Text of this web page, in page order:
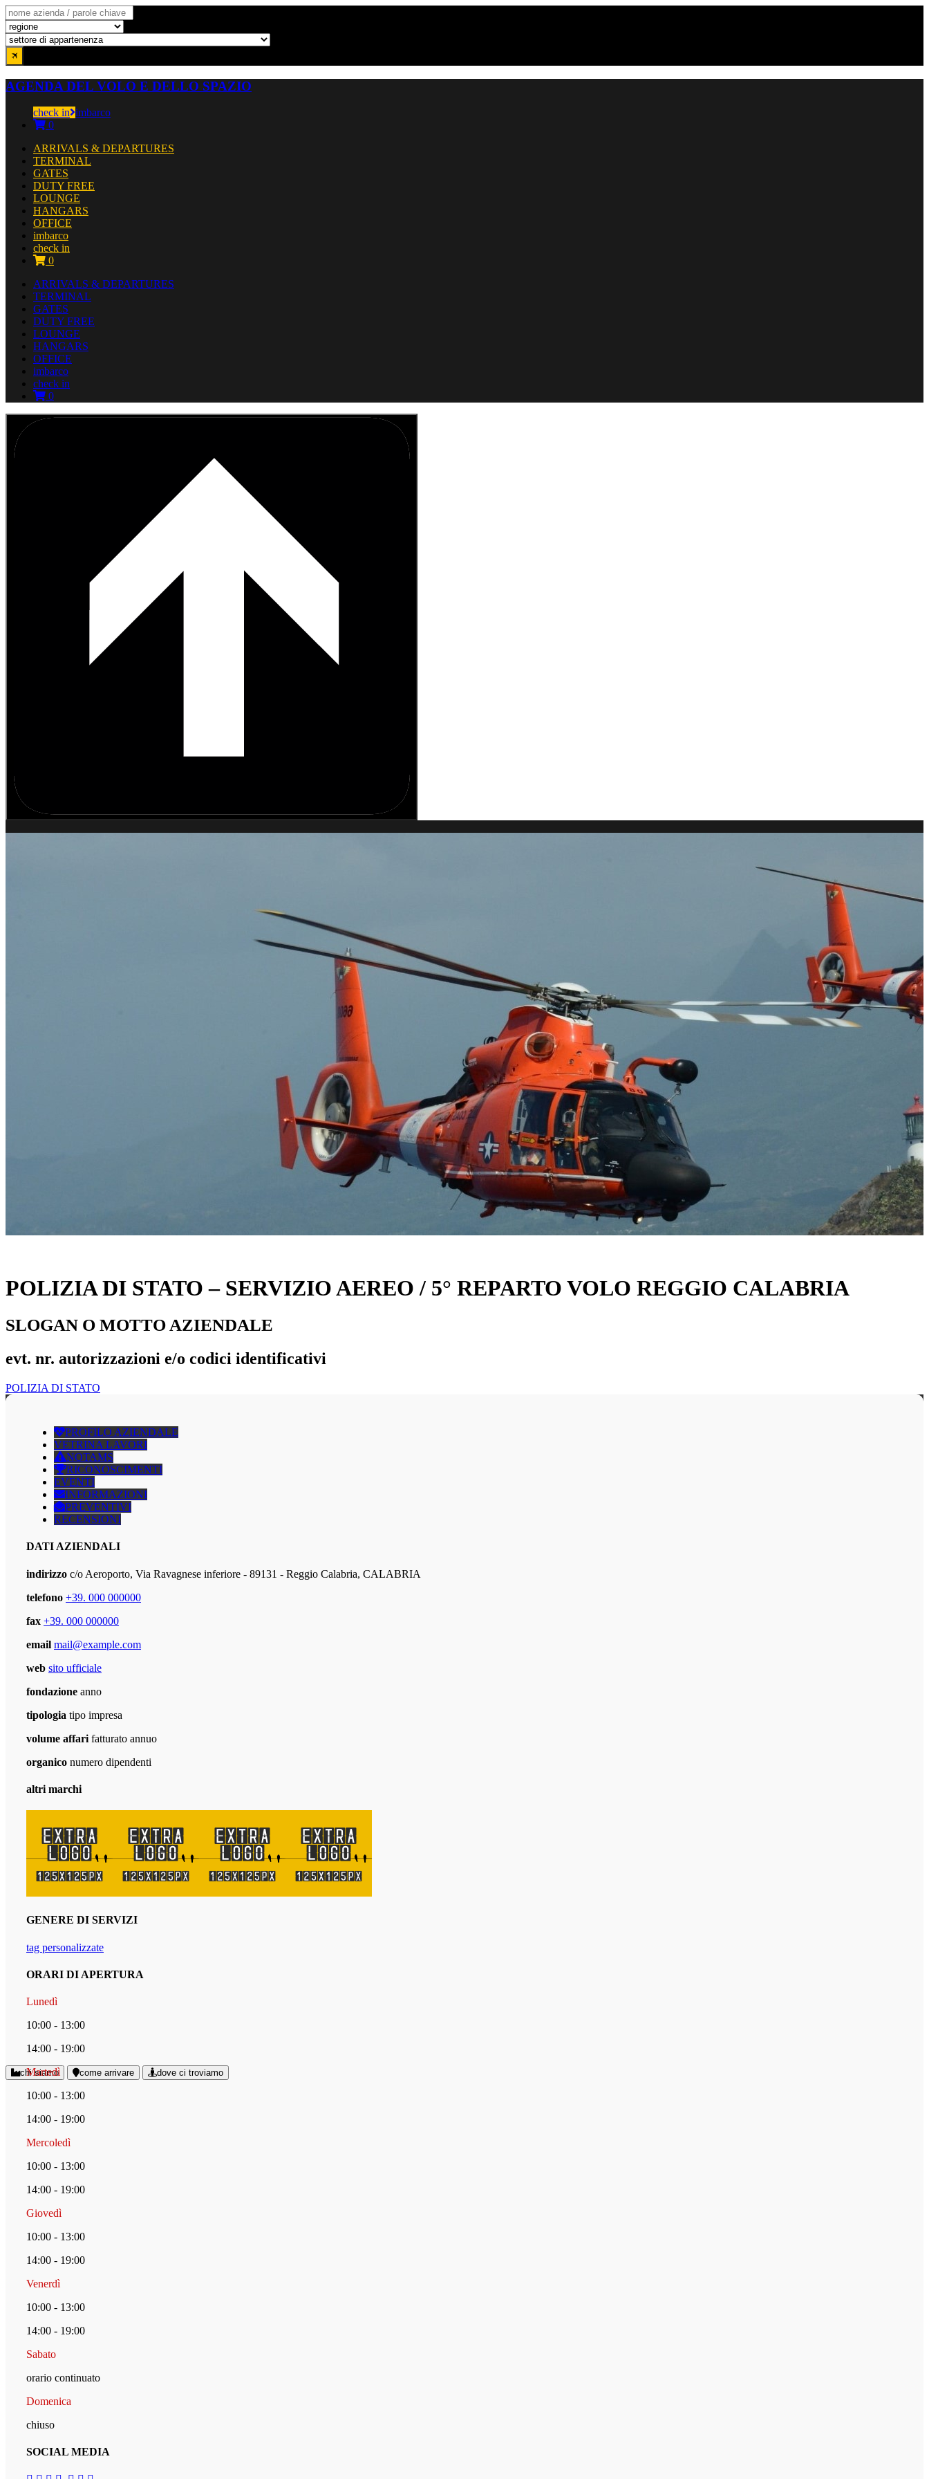
AGENDA DEL VOLO E DELLO SPAZIO
check in imbarco
0
ARRIVALS & DEPARTURES
TERMINAL
GATES
DUTY FREE
LOUNGE
HANGARS
OFFICE
imbarco
check in
0
ARRIVALS & DEPARTURES
TERMINAL
GATES
DUTY FREE
LOUNGE
HANGARS
OFFICE
imbarco
check in
0
chi siamo come arrivare dove ci troviamo
POLIZIA DI STATO – SERVIZIO AEREO / 5° REPARTO VOLO REGGIO CALABRIA
SLOGAN O MOTTO AZIENDALE
evt. nr. autorizzazioni e/o codici identificativi
POLIZIA DI STATO
PROFILO AZIENDALE
VETRINA LAVORI
NOTAMS
RICONOSCIMENTI
EVENTI
INFORMAZIONI
PREVENTIVI
RECENSIONI
DATI AZIENDALI
indirizzo c/o Aeroporto, Via Ravagnese inferiore - 89131 - Reggio Calabria, CALABRIA
telefono +39. 000 000000
fax +39. 000 000000
email mail@example.com
web sito ufficiale
fondazione anno
tipologia tipo impresa
volume affari fatturato annuo
organico numero dipendenti
altri marchi
GENERE DI SERVIZI
tag personalizzate
ORARI DI APERTURA
Lunedì
10:00 - 13:00
14:00 - 19:00
Martedì
10:00 - 13:00
14:00 - 19:00
Mercoledì
10:00 - 13:00
14:00 - 19:00
Giovedì
10:00 - 13:00
14:00 - 19:00
Venerdì
10:00 - 13:00
14:00 - 19:00
Sabato
orario continuato
Domenica
chiuso
SOCIAL MEDIA